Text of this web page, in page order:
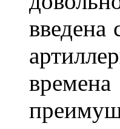
введена